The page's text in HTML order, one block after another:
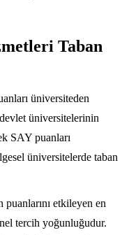
Taban
üniversiteden
üniversitelerinin
SAY puanları
üniversitelerde taban
etkileyen en
tercih yoğunluğudur.